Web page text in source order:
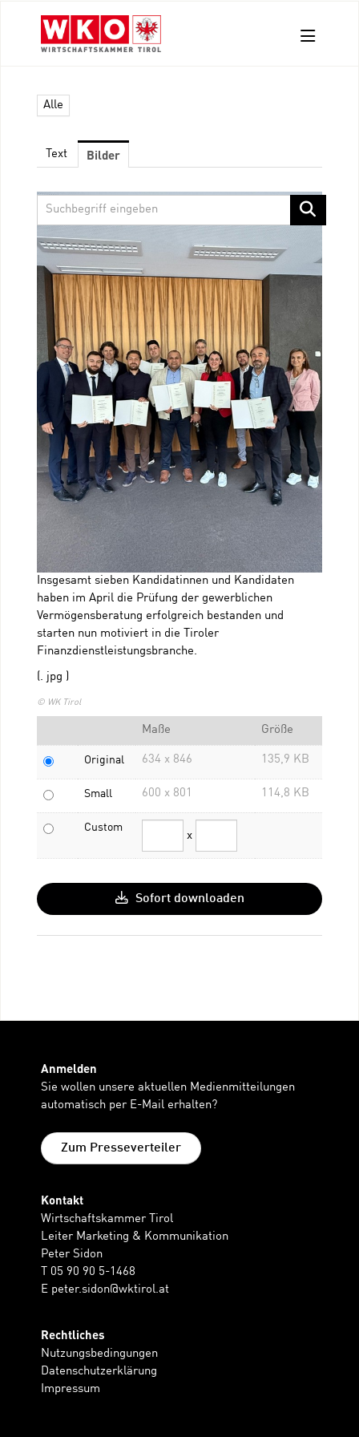
Pressefotos
Kontakt
Alle
Text Bilder
Insgesamt sieben Kandidatinnen und Kandidaten
haben im April die Prüfung der gewerblichen
Vermögensberatung erfolgreich bestanden und
starten nun motiviert in die Tiroler
Finanzdienstleistungsbranche.
(. jpg )
© WK Tirol
Maße Größe
Original 634 x 846 135,9 KB
Small 600 x 801 114,8 KB
Custom
x
Sofort downloaden
Anmelden
Sie wollen unsere aktuellen Medienmitteilungen
automatisch per E-Mail erhalten?
Zum Presseverteiler
Kontakt
Wirtschaftskammer Tirol
Leiter Marketing & Kommunikation
Peter Sidon
T 05 90 90 5-1468
E peter.sidon@wktirol.at
Rechtliches
Nutzungsbedingungen
Datenschutzerklärung
Impressum